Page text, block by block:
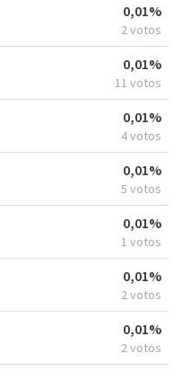
0,01%
2 votos
0,01%
11 votos
0,01%
4 votos
0,01%
5 votos
0,01%
1 votos
0,01%
2 votos
0,01%
2 votos